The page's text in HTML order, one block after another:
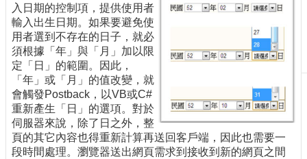
刊
物
校
務
服
務
專
題
報
入日期的控制項，提供使用者
輸入出生日期。如果要避免使
用者選到不存在的日子，就必
須根據「年」與「月」加以限
定「日」的範圍。因此，
「年」或「月」的值改變，就
會觸發Postback，以VB或C#
重新產生「日」的選項。對於
伺服器來說，除了日之外，整
頁的其它內容也得重新計算再送回客戶端，因此也需要一
段時間處理。瀏覽器送出網頁需求到接收到新的網頁之間